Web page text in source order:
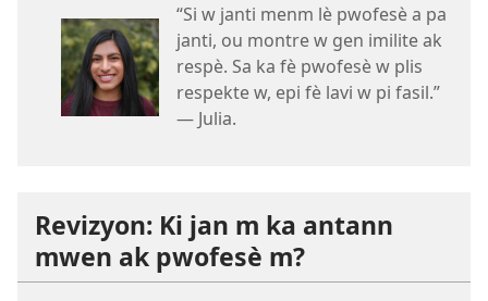
“Si w janti menm lè pwofesè a pa
janti, ou montre w gen imilite ak
respè. Sa ka fè pwofesè w plis
respekte w, epi fè lavi w pi fasil.”
— Julia.
Revizyon: Ki jan m ka antann
mwen ak pwofesè m?